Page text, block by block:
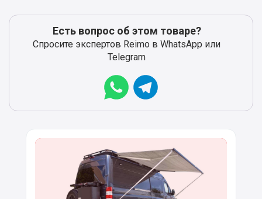
Есть вопрос об этом товаре?
Спросите экспертов Reimo в WhatsApp или
Telegram